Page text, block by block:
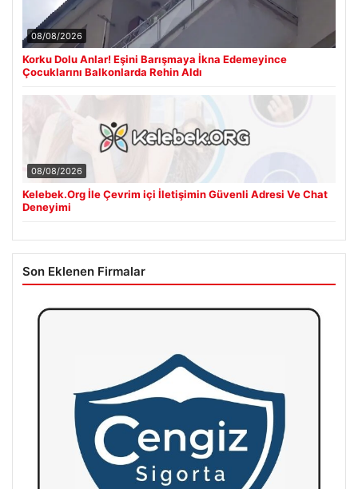
08/08/2026
Korku Dolu Anlar! Eşini Barışmaya İkna Edemeyince
Çocuklarını Balkonlarda Rehin Aldı
08/08/2026
Kelebek.Org İle Çevrim içi İletişimin Güvenli Adresi Ve Chat
Deneyimi
Son Eklenen Firmalar